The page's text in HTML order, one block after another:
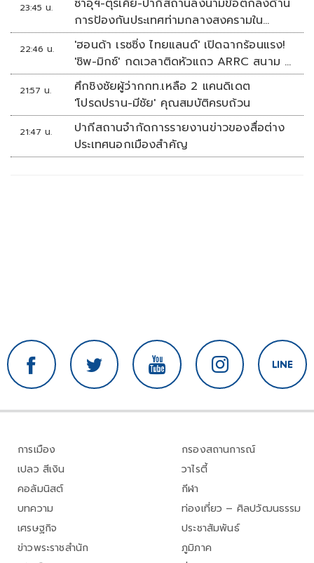
23:45 น.
ซาอุฯ-ตุรเคีย-ปากีสถานลงนามข้อตกลงด้าน
การป้องกันประเทศท่ามกลางสงครามใน
ภูมิภาค
22:46 น.
'ฮอนด้า เรซซิ่ง ไทยแลนด์' เปิดฉากร้อนแรง!
'ชิพ-มิกซ์' กดเวลาติดหัวแถว ARRC สนาม 4
ที่มัลดาลิกา
21:57 น.
ศึกชิงชัยผู้ว่ากกท.เหลือ 2 แคนดิเดต
'โปรดปราน-มีชัย' คุณสมบัติครบถ้วน
21:47 น.
ปากีสถานจำกัดการรายงานข่าวของสื่อต่าง
ประเทศนอกเมืองสำคัญ
การเมือง
เปลว สีเงิน
คอลัมนิสต์
บทความ
เศรษฐกิจ
ข่าวพระราชสำนัก
กรองสถานการณ์
วาไรตี้
กีฬา
ท่องเที่ยว – ศิลปวัฒนธรรม
ประชาสัมพันธ์
ภูมิภาค